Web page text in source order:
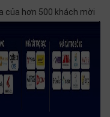
của hơn 500 khách mời